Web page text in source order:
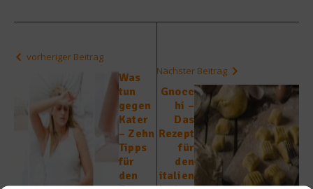
vorheriger Beitrag
Was
tun
gegen
Kater
– Zehn
Tipps
für
den
Nächster Beitrag
Gnocc
hi –
Das
Rezept
für
den
italien